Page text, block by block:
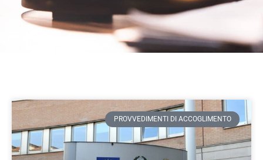
PROVVEDIMENTI DI ACCOGLIMENTO